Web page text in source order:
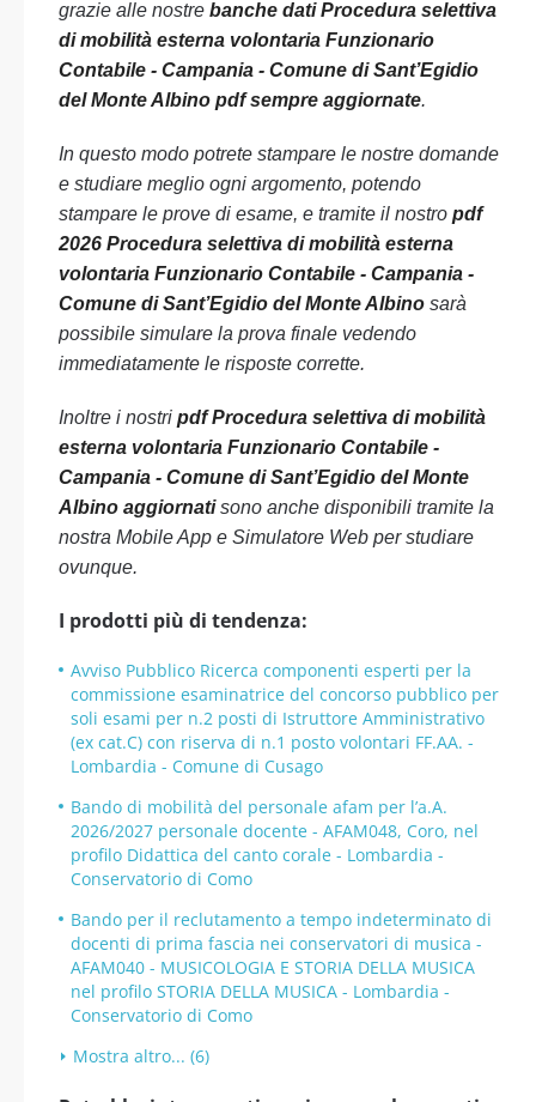
grazie alle nostre banche dati Procedura selettiva
di mobilità esterna volontaria Funzionario
Contabile - Campania - Comune di Sant’Egidio
del Monte Albino pdf sempre aggiornate.
In questo modo potrete stampare le nostre domande
e studiare meglio ogni argomento, potendo
stampare le prove di esame, e tramite il nostro pdf
2026 Procedura selettiva di mobilità esterna
volontaria Funzionario Contabile - Campania -
Comune di Sant’Egidio del Monte Albino sarà
possibile simulare la prova finale vedendo
immediatamente le risposte corrette.
Inoltre i nostri pdf Procedura selettiva di mobilità
esterna volontaria Funzionario Contabile -
Campania - Comune di Sant’Egidio del Monte
Albino aggiornatisono anche disponibili tramite la
nostra Mobile App e Simulatore Web per studiare
ovunque.
I prodotti più di tendenza:
Avviso Pubblico Ricerca componenti esperti per la
commissione esaminatrice del concorso pubblico per
soli esami per n.2 posti di Istruttore Amministrativo
(ex cat.C) con riserva di n.1 posto volontari FF.AA. -
Lombardia - Comune di Cusago
Bando di mobilità del personale afam per l’a.A.
2026/2027 personale docente - AFAM048, Coro, nel
profilo Didattica del canto corale - Lombardia -
Conservatorio di Como
Bando per il reclutamento a tempo indeterminato di
docenti di prima fascia nei conservatori di musica -
AFAM040 - MUSICOLOGIA E STORIA DELLA MUSICA
nel profilo STORIA DELLA MUSICA - Lombardia -
Conservatorio di Como
Mostra altro... (6)